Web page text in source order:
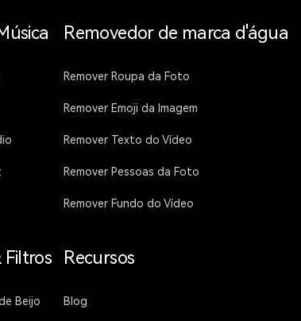
Filtros
Beijo
Removedor de marca d'água
Remover Roupa da Foto
Remover Emoji da Imagem
Remover Texto do Vídeo
Remover Pessoas da Foto
Remover Fundo do Vídeo
Recursos
Blog